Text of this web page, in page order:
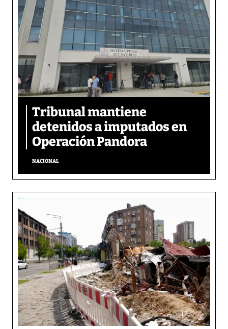
Tribunal mantiene
detenidos a imputados en
Operación Pandora
NACIONAL